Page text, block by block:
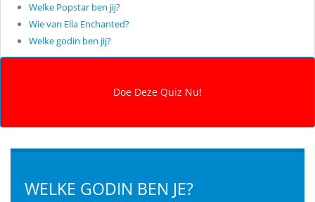
Welke Popstar ben jij?
Wie van Ella Enchanted?
Welke godin ben jij?
WELKE GODIN BEN JE?